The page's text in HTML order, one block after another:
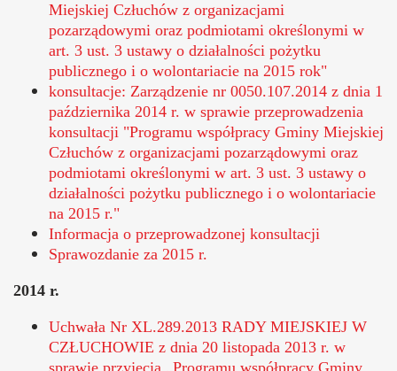
Miejskiej Człuchów z organizacjami
pozarządowymi oraz podmiotami określonymi w
art. 3 ust. 3 ustawy o działalności pożytku
publicznego i o wolontariacie na 2015 rok"
konsultacje: Zarządzenie nr 0050.107.2014 z dnia 1
października 2014 r. w sprawie przeprowadzenia
konsultacji "Programu współpracy Gminy Miejskiej
Człuchów z organizacjami pozarządowymi oraz
podmiotami określonymi w art. 3 ust. 3 ustawy o
działalności pożytku publicznego i o wolontariacie
na 2015 r."
Informacja o przeprowadzonej konsultacji
Sprawozdanie za 2015 r.
2014 r.
Uchwała Nr XL.289.2013 RADY MIEJSKIEJ W
CZŁUCHOWIE z dnia 20 listopada 2013 r. w